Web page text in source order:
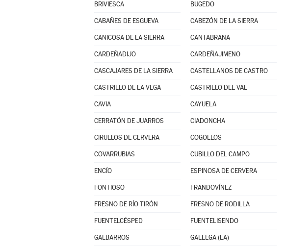
BRIVIESCA BUGEDO
CABAÑES DE ESGUEVA CABEZÓN DE LA SIERRA
CANICOSA DE LA SIERRA CANTABRANA
CARDEÑADIJO CARDEÑAJIMENO
CASCAJARES DE LA SIERRA CASTELLANOS DE CASTRO
CASTRILLO DE LA VEGA CASTRILLO DEL VAL
CAVIA CAYUELA
CERRATÓN DE JUARROS CIADONCHA
CIRUELOS DE CERVERA COGOLLOS
COVARRUBIAS CUBILLO DEL CAMPO
ENCÍO ESPINOSA DE CERVERA
FONTIOSO FRANDOVÍNEZ
FRESNO DE RÍO TIRÓN FRESNO DE RODILLA
FUENTELCÉSPED FUENTELISENDO
GALBARROS GALLEGA (LA)